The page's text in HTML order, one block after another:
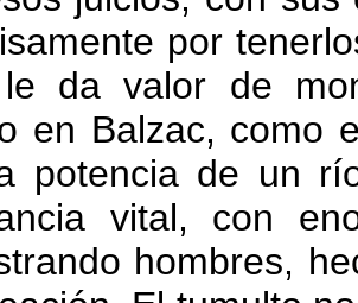
por
da valor de
en Balzac, como
potencia de un
vital, con
hombres,